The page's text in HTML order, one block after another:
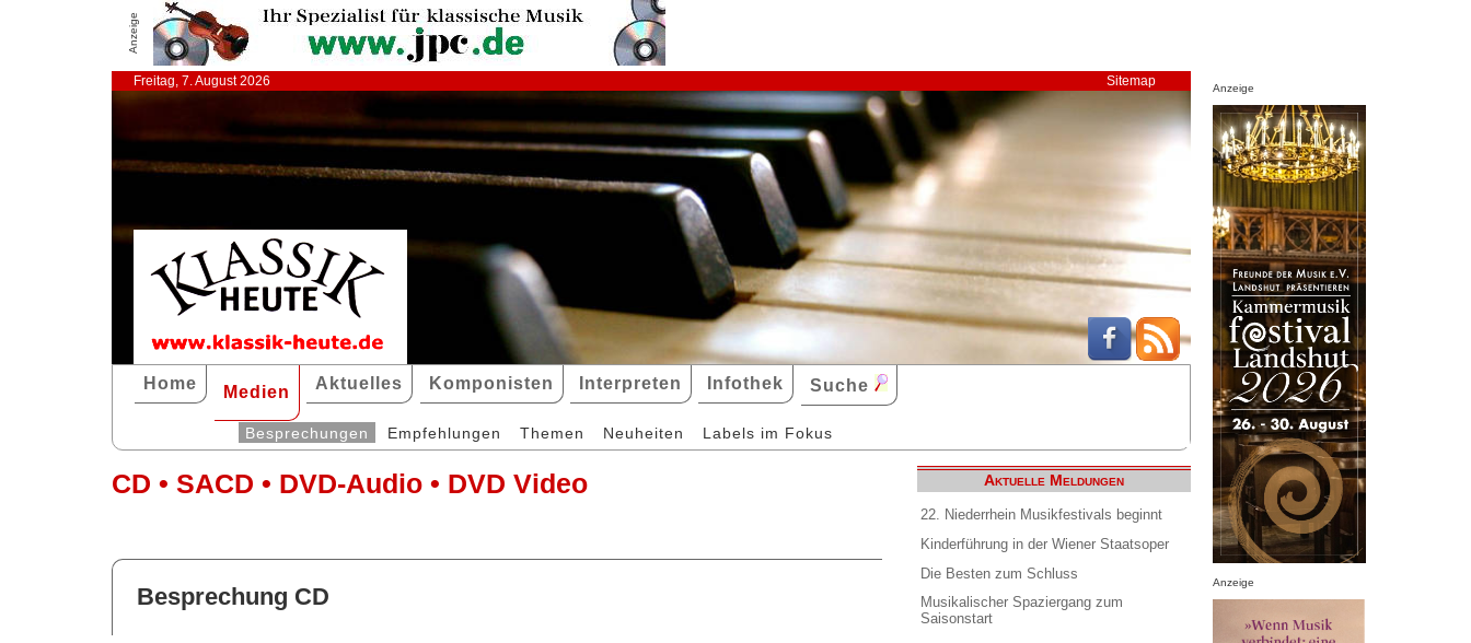
Anzeige
Freitag, 7. August 2026 Sitemap
Home Medien Aktuelles Komponisten Interpreten Infothek Suche
Besprechungen Empfehlungen Themen Neuheiten Labels im Fokus
CD • SACD • DVD-Audio • DVD Video
Besprechung CD
Aktuelle Meldungen
22. Niederrhein Musikfestivals beginnt
Kinderführung in der Wiener Staatsoper
Die Besten zum Schluss
Musikalischer Spaziergang zum
Saisonstart
Anzeige
Anzeige